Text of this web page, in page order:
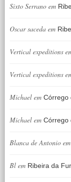
Sixto Serrano em
Oscar saceda em
Vertical expeditions
Vertical expeditions
Michael em Córrego
Michael em Córrego
Blanca de Antonio em
Bl em Ribeira da